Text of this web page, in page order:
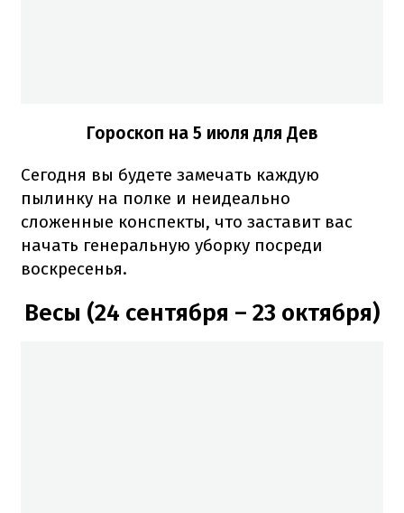
Гороскоп на 5 июля для Дев
Сегодня вы будете замечать каждую
пылинку на полке и неидеально
сложенные конспекты, что заставит вас
начать генеральную уборку посреди
воскресенья.
Весы (24 сентября – 23 октября)